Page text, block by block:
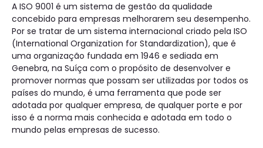
A ISO 9001 é um sistema de gestão da qualidade
concebido para empresas melhorarem seu desempenho.
Por se tratar de um sistema internacional criado pela ISO
(International Organization for Standardization), que é
uma organização fundada em 1946 e sediada em
Genebra, na Suíça com o propósito de desenvolver e
promover normas que possam ser utilizadas por todos os
países do mundo, é uma ferramenta que pode ser
adotada por qualquer empresa, de qualquer porte e por
isso é a norma mais conhecida e adotada em todo o
mundo pelas empresas de sucesso.